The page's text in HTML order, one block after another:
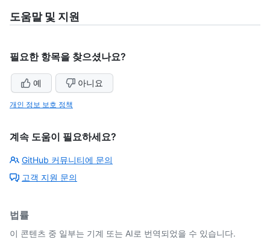
도움말 및 지원
필요한 항목을 찾으셨나요?
예 아니요
개인 정보 보호 정책
계속 도움이 필요하세요?
GitHub 커뮤니티에 문의
고객 지원 문의
법률
이 콘텐츠 중 일부는 기계 또는 AI로 번역되었을 수 있습니다.